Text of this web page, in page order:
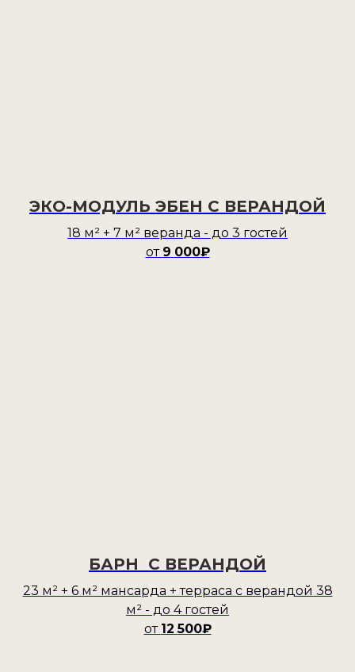
ЭКО-МОДУЛЬ ЭБЕН С ВЕРАНДОЙ
18 м² + 7 м² веранда - до 3 гостей
от 9 000₽
БАРН С ВЕРАНДОЙ
23 м² + 6 м² мансарда + терраса с верандой 38
м² - до 4 гостей
от 12 500₽